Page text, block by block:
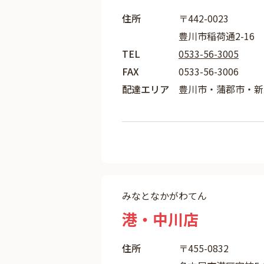
住所
〒442-0023
豊川市稲荷通2-16
TEL
0533-56-3005
FAX
0533-56-3006
配達エリア
豊川市・蒲郡市・
みなとなかがわてん
港・中川店
住所
〒455-0832